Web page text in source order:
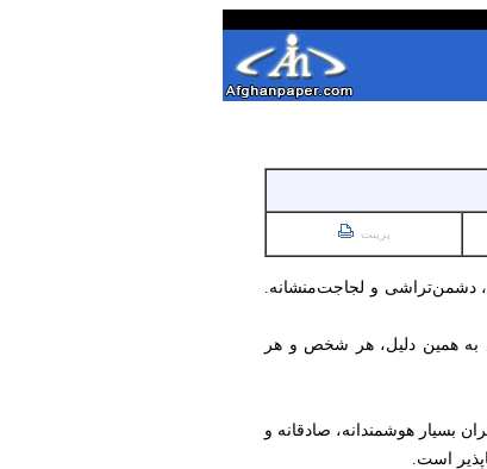
پرینت
دشمن‌تراشی و لجاجت‌منشانه.
به همین دلیل، هر شخص و هر
بسیار هوشمندانه، صادقانه و
است.